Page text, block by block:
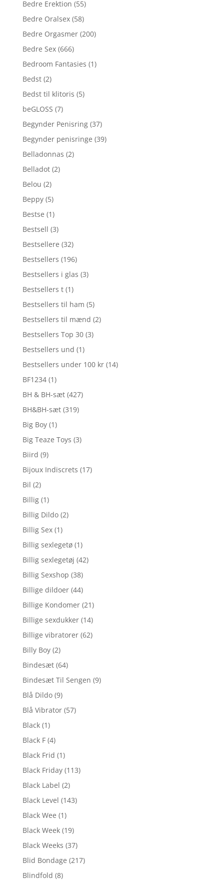
Bedre Erektion (55)
Bedre Oralsex (58)
Bedre Orgasmer (200)
Bedre Sex (666)
Bedroom Fantasies (1)
Bedst (2)
Bedst til klitoris (5)
beGLOSS (7)
Begynder Penisring (37)
Begynder penisringe (39)
Belladonnas (2)
Belladot (2)
Belou (2)
Beppy (5)
Bestse (1)
Bestsell (3)
Bestsellere (32)
Bestsellers (196)
Bestsellers i glas (3)
Bestsellers t (1)
Bestsellers til ham (5)
Bestsellers til mænd (2)
Bestsellers Top 30 (3)
Bestsellers und (1)
Bestsellers under 100 kr (14)
BF1234 (1)
BH & BH-sæt (427)
BH&BH-sæt (319)
Big Boy (1)
Big Teaze Toys (3)
Biird (9)
Bijoux Indiscrets (17)
Bil (2)
Billig (1)
Billig Dildo (2)
Billig Sex (1)
Billig sexlegetø (1)
Billig sexlegetøj (42)
Billig Sexshop (38)
Billige dildoer (44)
Billige Kondomer (21)
Billige sexdukker (14)
Billige vibratorer (62)
Billy Boy (2)
Bindesæt (64)
Bindesæt Til Sengen (9)
Blå Dildo (9)
Blå Vibrator (57)
Black (1)
Black F (4)
Black Frid (1)
Black Friday (113)
Black Label (2)
Black Level (143)
Black Wee (1)
Black Week (19)
Black Weeks (37)
Blid Bondage (217)
Blindfold (8)